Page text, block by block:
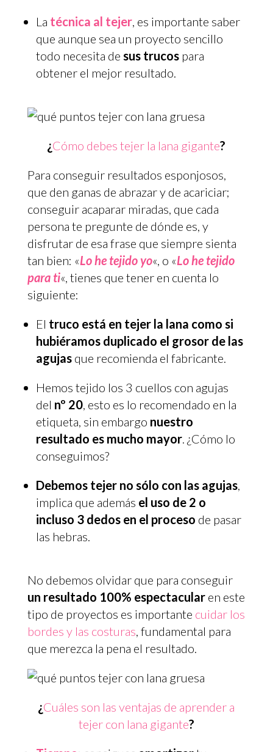
La técnica al tejer, es importante saber
que aunque sea un proyecto sencillo
todo necesita de sus trucospara
obtener el mejor resultado.
¿Cómo debes tejer la lana gigante?
Para conseguir resultados esponjosos,
que den ganas de abrazar y de acariciar;
conseguir acaparar miradas, que cada
persona te pregunte de dónde es, y
disfrutar de esa frase que siempre sienta
tan bien: «Lo he tejido yo«, o «Lo he tejido
para ti«, tienes que tener en cuenta lo
siguiente:
El truco está en tejer la lana como si
hubiéramos duplicado el grosor de las
agujasque recomienda el fabricante.
Hemos tejido los 3 cuellos con agujas
del nº 20, esto es lo recomendado en la
etiqueta, sin embargo nuestro
resultado es mucho mayor. ¿Cómo lo
conseguimos?
Debemos tejer no sólo con las agujas,
implica que además el uso de 2 o
incluso 3 dedos en el proceso de pasar
las hebras.
No debemos olvidar que para conseguir
un resultado 100% espectacularen este
tipo de proyectos es importante cuidar los
bordes y las costuras, fundamental para
que merezca la pena el resultado.
¿Cuáles son las ventajas de aprender a
tejer con lana gigante?